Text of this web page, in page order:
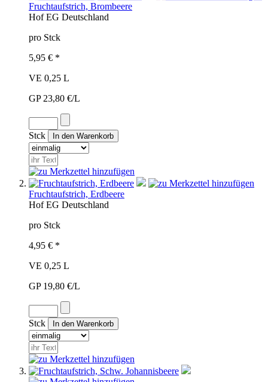
Fruchtaufstrich, Brombeere
Hof EG Deutschland
pro Stck
5,95 € *
VE 0,25 L
GP 23,80 €/L
Stck
Fruchtaufstrich, Erdbeere
Hof EG Deutschland
pro Stck
4,95 € *
VE 0,25 L
GP 19,80 €/L
Stck